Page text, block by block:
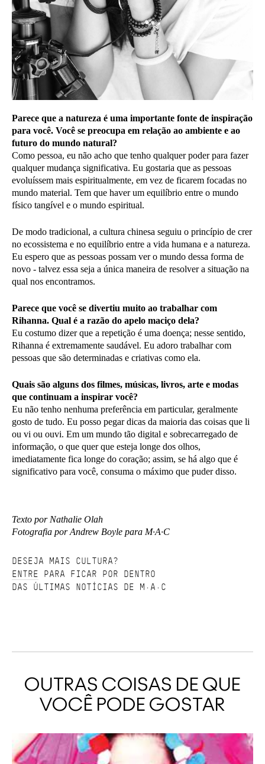
Parece que a natureza é uma importante fonte de inspiração
para você. Você se preocupa em relação ao ambiente e ao
futuro do mundo natural?
Como pessoa, eu não acho que tenho qualquer poder para fazer
qualquer mudança significativa. Eu gostaria que as pessoas
evoluíssem mais espiritualmente, em vez de ficarem focadas no
mundo material. Tem que haver um equilíbrio entre o mundo
físico tangível e o mundo espiritual.
De modo tradicional, a cultura chinesa seguiu o princípio de crer
no ecossistema e no equilíbrio entre a vida humana e a natureza.
Eu espero que as pessoas possam ver o mundo dessa forma de
novo - talvez essa seja a única maneira de resolver a situação na
qual nos encontramos.
Parece que você se divertiu muito ao trabalhar com
Rihanna. Qual é a razão do apelo maciço dela?
Eu costumo dizer que a repetição é uma doença; nesse sentido,
Rihanna é extremamente saudável. Eu adoro trabalhar com
pessoas que são determinadas e criativas como ela.
Quais são alguns dos filmes, músicas, livros, arte e modas
que continuam a inspirar você?
Eu não tenho nenhuma preferência em particular, geralmente
gosto de tudo. Eu posso pegar dicas da maioria das coisas que li
ou vi ou ouvi. Em um mundo tão digital e sobrecarregado de
informação, o que quer que esteja longe dos olhos,
imediatamente fica longe do coração; assim, se há algo que é
significativo para você, consuma o máximo que puder disso.
Texto por Nathalie Olah
Fotografia por Andrew Boyle para M·A·C
DESEJA MAIS CULTURA?
ENTRE PARA FICAR POR DENTRO
DAS ÚLTIMAS NOTÍCIAS DE M·A·C
OUTRAS COISAS DE QUE
VOCÊ PODE GOSTAR